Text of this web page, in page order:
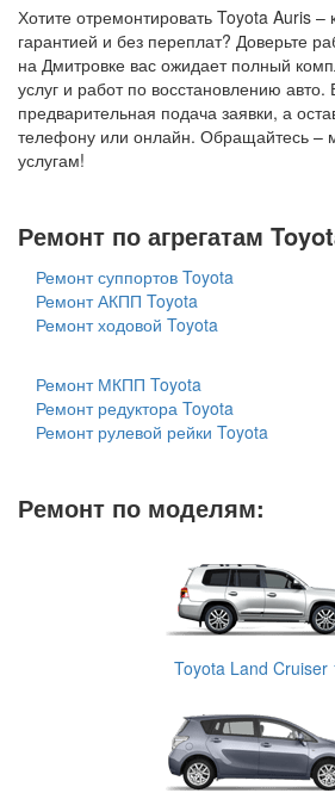
Хотите отремонтировать Toyota Auris –
гарантией и без переплат? Доверьте
на Дмитровке вас ожидает полный
услуг и работ по восстановлению
предварительная подача заявки, а
телефону или онлайн. Обращайтесь –
услугам!
Ремонт по агрегатам
Ремонт суппортов Toyota
Ремонт АКПП Toyota
Ремонт ходовой Toyota
Ремонт МКПП Toyota
Ремонт редуктора Toyota
Ремонт рулевой рейки Toyota
Ремонт по моделям:
Toyota Land Cruiser